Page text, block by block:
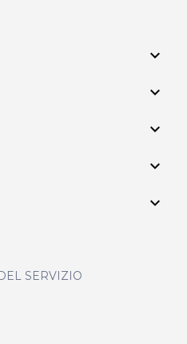
expand_more
expand_more
expand_more
expand_more
expand_more
SERVIZIO